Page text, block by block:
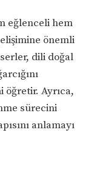
eğlenceli hem
önemli
dili doğal
Ayrıca,
sürecini
anlamayı